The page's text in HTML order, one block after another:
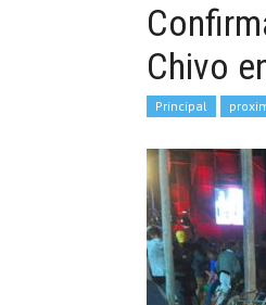
Chivo
Principal